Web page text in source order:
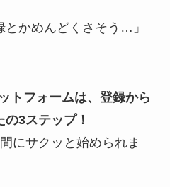
とかめんどくさそう…」
トフォームは、登録から
3ステップ！
にサクッと始められま